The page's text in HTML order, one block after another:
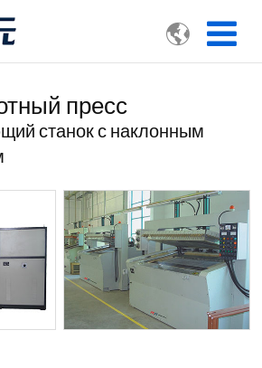

пресс
станок с наклонным